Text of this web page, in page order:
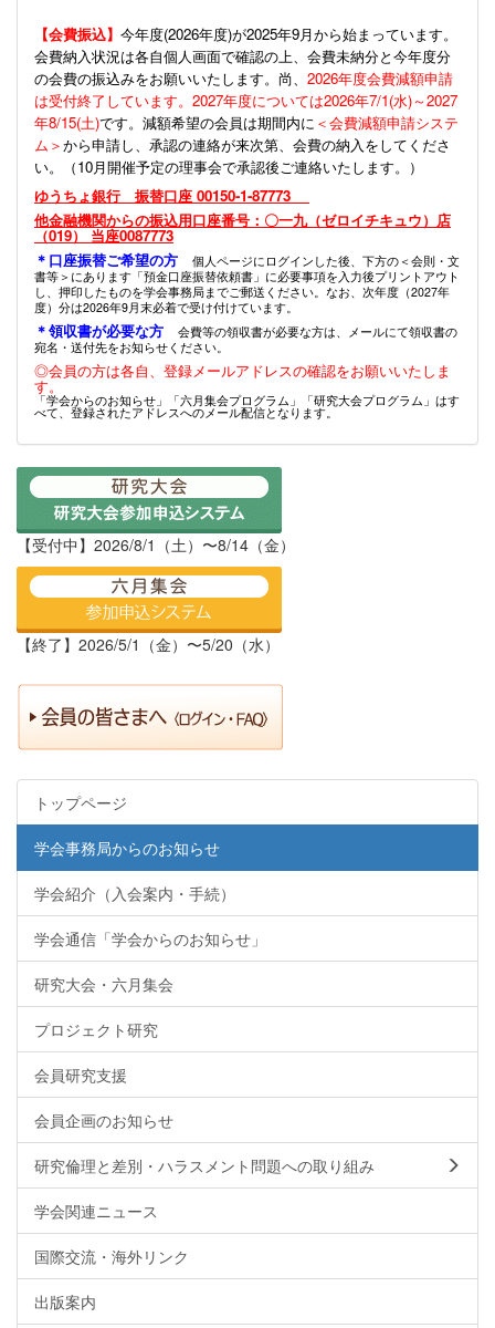
【会費振込】 今年度(2026年度)が2025年9月から始まっています。
会費納入状況は各自個人画面で確認の上、会費未納分と今年度分
の会費の振込みをお願いいたします。尚、 2026年度会費減額申請
は受付終了しています。2027年度については2026年7/1(水)～2027
年8/15(土)です。減額希望の会員は期間内に ＜会費減額申請システ
ム＞から申請し、承認の連絡が来次第、会費の納入をしてくださ
い。（10月開催予定の理事会で承認後ご連絡いたします。）
ゆうちょ銀行 振替口座 00150-1-87773
他金融機関からの振込用口座番号：〇一九（ゼロイチキュウ）店
（019） 当座0087773
＊口座振替ご希望の方
個人ページにログインした後、下方の＜会則・文
書等＞にあります「預金口座振替依頼書」に必要事項を入力後プリントアウト
し、押印したものを学会事務局までご郵送ください。なお、次年度（2027年
度）分は2026年9月末必着で受け付けています。
＊領収書が必要な方
会費等の領収書が必要な方は、メールにて領収書の
宛名・送付先をお知らせください。
◎会員の方は各自、登録メールアドレスの確認をお願いいたしま
す。
「学会からのお知らせ」「六月集会プログラム」「研究大会プログラム」はす
べて、登録されたアドレスへのメール配信となります。
【受付中】2026/8/1（土）〜8/14（金）
【終了】2026/5/1（金）〜5/20（水）
トップページ
学会事務局からのお知らせ
学会紹介（入会案内・手続）
学会通信「学会からのお知らせ」
研究大会・六月集会
プロジェクト研究
会員研究支援
会員企画のお知らせ
研究倫理と差別・ハラスメント問題への取り組み
学会関連ニュース
国際交流・海外リンク
出版案内